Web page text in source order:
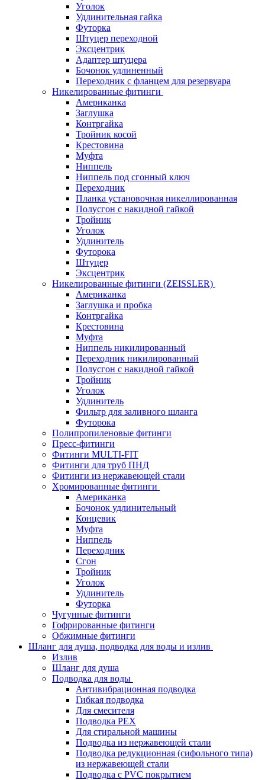
Уголок
Удлинительная гайка
Футорка
Штуцер переходной
Эксцентрик
Адаптер штуцера
Бочонок удлиненный
Переходник с фланцем для резервуара
Никелированные фитинги
Американка
Заглушка
Контргайка
Тройник косой
Крестовина
Муфта
Ниппель
Ниппель под сгонный ключ
Переходник
Планка установочная никеллированная
Полусгон с накидной гайкой
Тройник
Уголок
Удлинитель
Футорока
Штуцер
Эксцентрик
Никелированные фитинги (ZEISSLER)
Американка
Заглушка и пробка
Контргайка
Крестовина
Муфта
Ниппель никилированный
Переходник никилированный
Полусгон с накидной гайкой
Тройник
Уголок
Удлинитель
Фильтр для заливного шланга
Футорока
Полипропиленовые фитинги
Пресс-фитинги
Фитинги MULTI-FIT
Фитинги для труб ПНД
Фитинги из нержавеющей стали
Хромированные фитинги
Американка
Бочонок удлинительный
Концевик
Муфта
Ниппель
Переходник
Сгон
Тройник
Уголок
Удлинитель
Футорка
Чугунные фитинги
Гофрированные фитинги
Обжимные фитинги
Шланг для душа, подводка для воды и излив
Излив
Шланг для душа
Подводка для воды
Антивибрационная подводка
Гибкая подводка
Для смесителя
Подводка PEX
Для стиральной машины
Подводка из нержавеющей стали
Подводка редукционная (сифольного типа)
из нержавеющей стали
Подводка с PVC покрытием